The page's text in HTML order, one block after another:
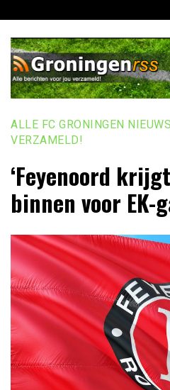
naar
inhoud
ALLE FC GRONINGEN
VERZAMELD!
‘Feyenoord
binnen voor EK-